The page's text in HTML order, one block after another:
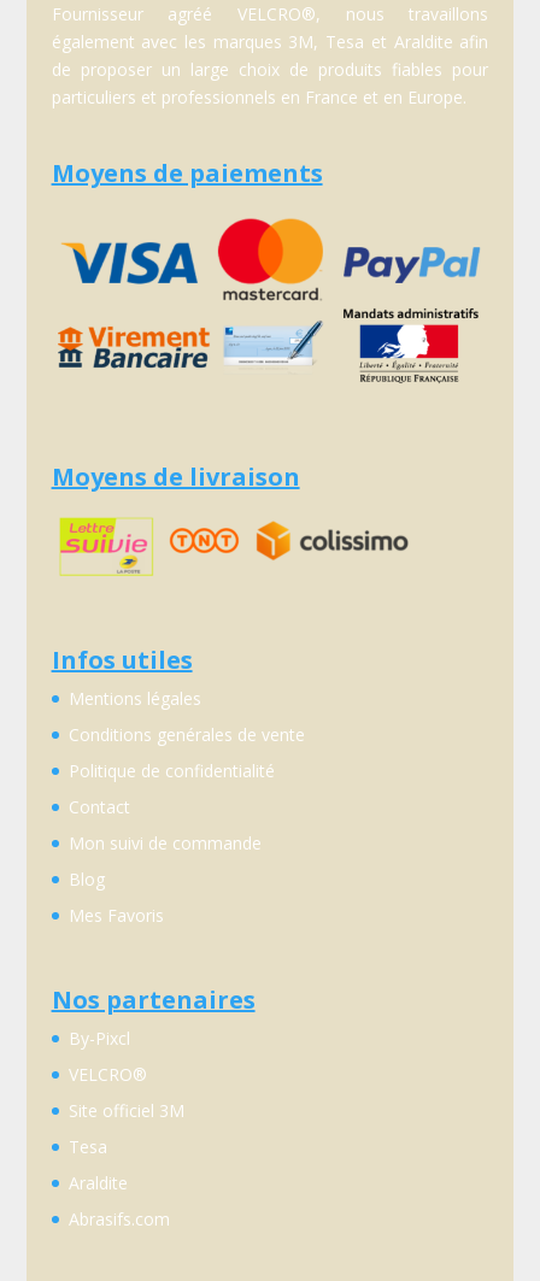
Fournisseur agréé VELCRO®, nous travaillons
également avec les marques 3M, Tesa et Araldite afin
de proposer un large choix de produits fiables pour
particuliers et professionnels en France et en Europe.
Moyens de paiements
Moyens de livraison
Infos utiles
Mentions légales
Conditions genérales de vente
Politique de confidentialité
Contact
Mon suivi de commande
Blog
Mes Favoris
Nos partenaires
By-Pixcl
VELCRO®
Site officiel 3M
Tesa
Araldite
Abrasifs.com